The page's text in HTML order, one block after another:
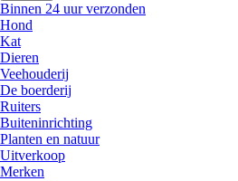
Binnen 24 uur verzonden
Hond
Kat
Dieren
Veehouderij
De boerderij
Ruiters
Buiteninrichting
Planten en natuur
Uitverkoop
Merken